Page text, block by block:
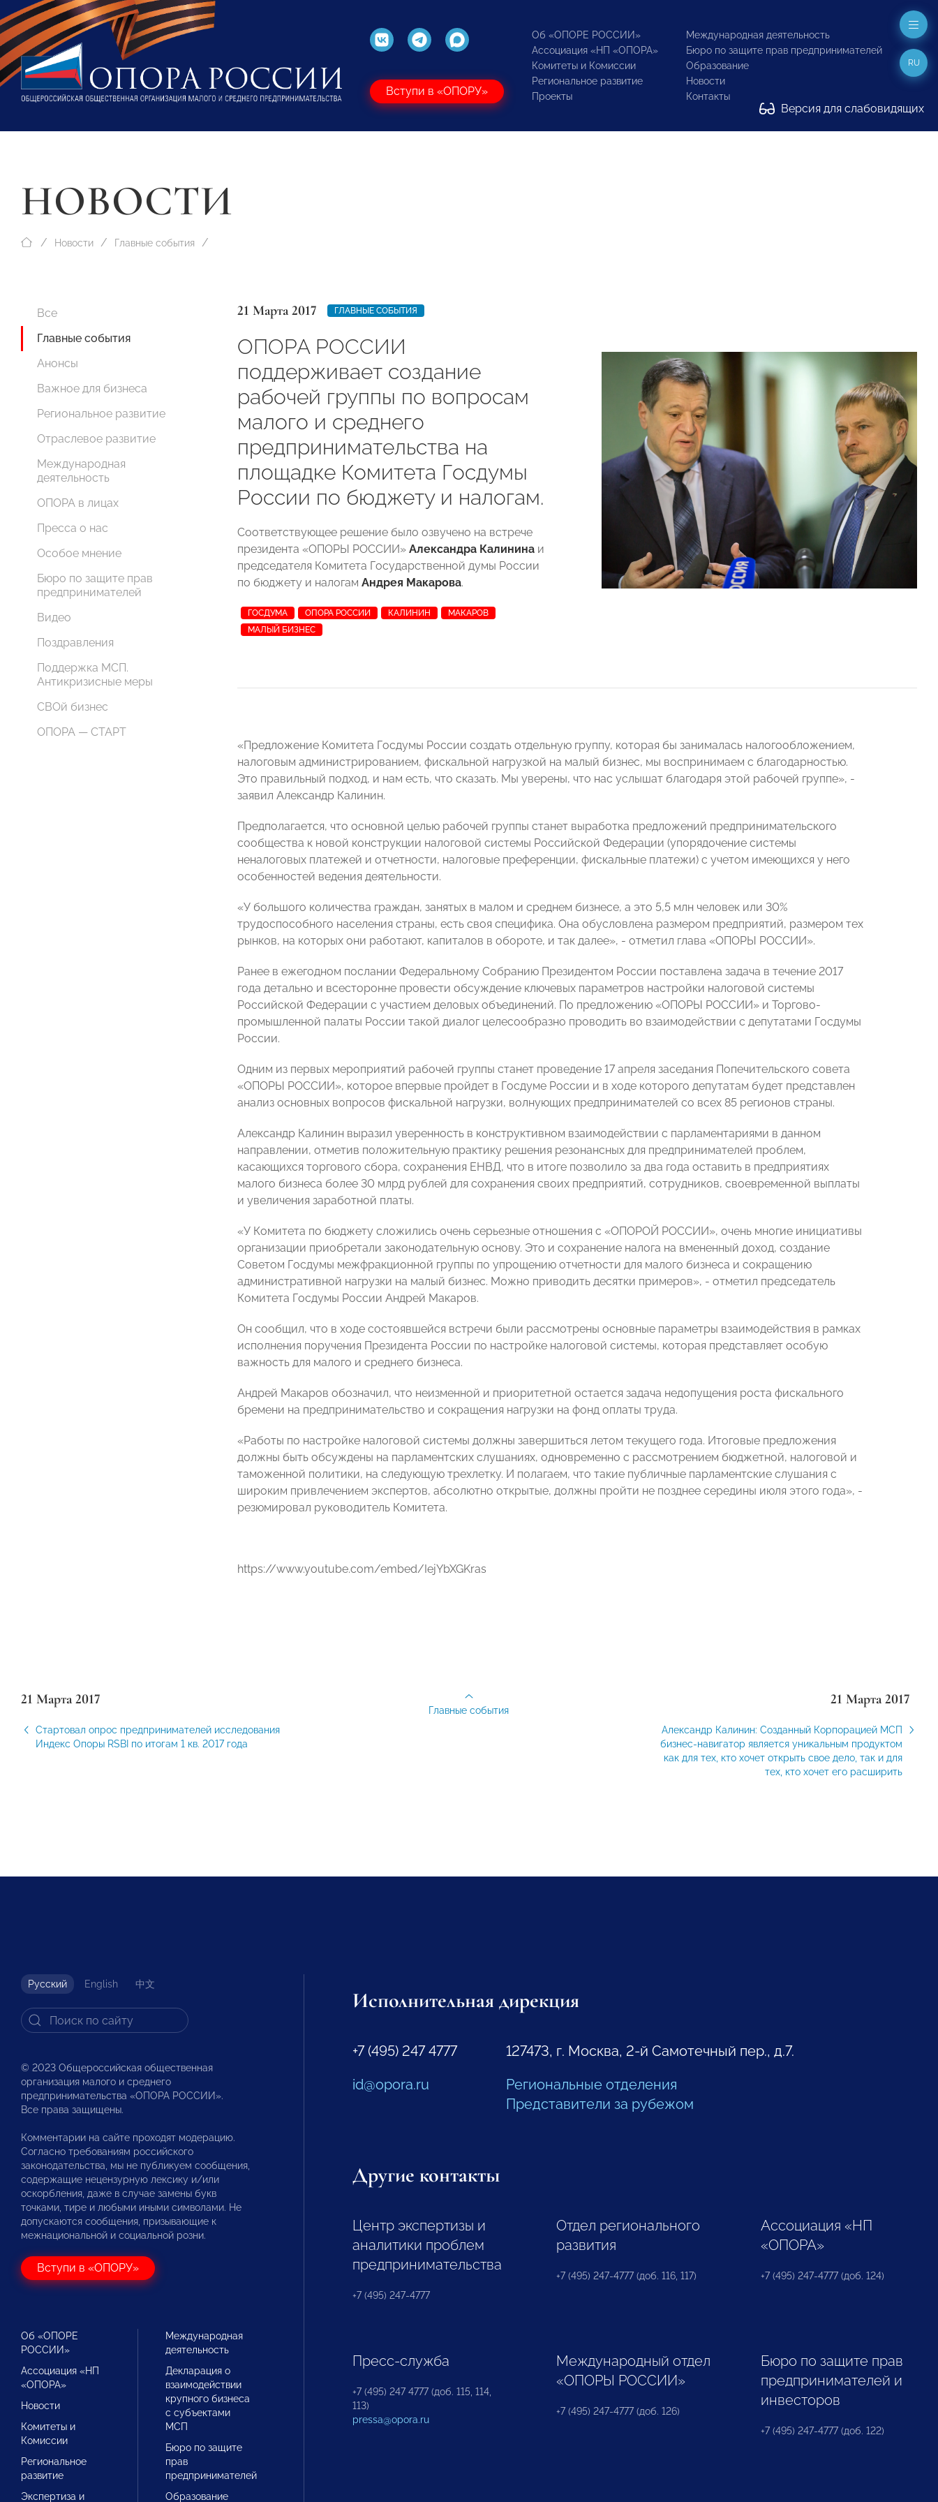
Вступи в «ОПОРУ»
Об «ОПОРЕ РОССИИ»
Ассоциация «НП «ОПОРА»
Комитеты и Комиссии
Региональное развитие
Проекты
Международная деятельность
Бюро по защите прав предпринимателей
Образование
Новости
Контакты
Версия для слабовидящих
RU
НОВОСТИ
Новости Главные события
Все
Главные события
Анонсы
Важное для бизнеса
Региональное развитие
Отраслевое развитие
Международная
деятельность
ОПОРА в лицах
Пресса о нас
Особое мнение
Бюро по защите прав
предпринимателей
Видео
Поздравления
Поддержка МСП.
Антикризисные меры
СВОй бизнес
ОПОРА — СТАРТ
21 Марта 2017 ГЛАВНЫЕ СОБЫТИЯ
ОПОРА РОССИИ
поддерживает создание
рабочей группы по вопросам
малого и среднего
предпринимательства на
площадке Комитета Госдумы
России по бюджету и налогам.
Соответствующее решение было озвучено на встрече
президента «ОПОРЫ РОССИИ» Александра Калинина и
председателя Комитета Государственной думы России
по бюджету и налогам Андрея Макарова.
ГОСДУМА ОПОРА РОССИИ КАЛИНИН
МАКАРОВ
МАЛЫЙ БИЗНЕС
«Предложение Комитета Госдумы России создать отдельную группу, которая бы занималась налогообложением,
налоговым администрированием, фискальной нагрузкой на малый бизнес, мы воспринимаем с благодарностью.
Это правильный подход, и нам есть, что сказать. Мы уверены, что нас услышат благодаря этой рабочей группе», -
заявил Александр Калинин.
Предполагается, что основной целью рабочей группы станет выработка предложений предпринимательского
сообщества к новой конструкции налоговой системы Российской Федерации (упорядочение системы
неналоговых платежей и отчетности, налоговые преференции, фискальные платежи) с учетом имеющихся у него
особенностей ведения деятельности.
«У большого количества граждан, занятых в малом и среднем бизнесе, а это 5,5 млн человек или 30%
трудоспособного населения страны, есть своя специфика. Она обусловлена размером предприятий, размером тех
рынков, на которых они работают, капиталов в обороте, и так далее», - отметил глава «ОПОРЫ РОССИИ».
Ранее в ежегодном послании Федеральному Собранию Президентом России поставлена задача в течение 2017
года детально и всесторонне провести обсуждение ключевых параметров настройки налоговой системы
Российской Федерации с участием деловых объединений. По предложению «ОПОРЫ РОССИИ» и Торгово-
промышленной палаты России такой диалог целесообразно проводить во взаимодействии с депутатами Госдумы
России.
Одним из первых мероприятий рабочей группы станет проведение 17 апреля заседания Попечительского совета
«ОПОРЫ РОССИИ», которое впервые пройдет в Госдуме России и в ходе которого депутатам будет представлен
анализ основных вопросов фискальной нагрузки, волнующих предпринимателей со всех 85 регионов страны.
Александр Калинин выразил уверенность в конструктивном взаимодействии с парламентариями в данном
направлении, отметив положительную практику решения резонансных для предпринимателей проблем,
касающихся торгового сбора, сохранения ЕНВД, что в итоге позволило за два года оставить в предприятиях
малого бизнеса более 30 млрд рублей для сохранения своих предприятий, сотрудников, своевременной выплаты
и увеличения заработной платы.
«У Комитета по бюджету сложились очень серьезные отношения с «ОПОРОЙ РОССИИ», очень многие инициативы
организации приобретали законодательную основу. Это и сохранение налога на вмененный доход, создание
Советом Госдумы межфракционной группы по упрощению отчетности для малого бизнеса и сокращению
административной нагрузки на малый бизнес. Можно приводить десятки примеров», - отметил председатель
Комитета Госдумы России Андрей Макаров.
Он сообщил, что в ходе состоявшейся встречи были рассмотрены основные параметры взаимодействия в рамках
исполнения поручения Президента России по настройке налоговой системы, которая представляет особую
важность для малого и среднего бизнеса.
Андрей Макаров обозначил, что неизменной и приоритетной остается задача недопущения роста фискального
бремени на предпринимательство и сокращения нагрузки на фонд оплаты труда.
«Работы по настройке налоговой системы должны завершиться летом текущего года. Итоговые предложения
должны быть обсуждены на парламентских слушаниях, одновременно с рассмотрением бюджетной, налоговой и
таможенной политики, на следующую трехлетку. И полагаем, что такие публичные парламентские слушания с
широким привлечением экспертов, абсолютно открытые, должны пройти не позднее середины июля этого года», -
резюмировал руководитель Комитета.
https://www.youtube.com/embed/IejYbXGKras
21 Марта 2017
Стартовал опрос предпринимателей исследования
Индекс Опоры RSBI по итогам 1 кв. 2017 года
21 Марта 2017
Александр Калинин: Созданный Корпорацией МСП
бизнес-навигатор является уникальным продуктом
как для тех, кто хочет открыть свое дело, так и для
тех, кто хочет его расширить
Главные события
Русский English 中文
© 2023 Общероссийская общественная
организация малого и среднего
предпринимательства «ОПОРА РОССИИ».
Все права защищены.
Комментарии на сайте проходят модерацию.
Согласно требованиям российского
законодательства, мы не публикуем сообщения,
содержащие нецензурную лексику и/или
оскорбления, даже в случае замены букв
точками, тире и любыми иными символами. Не
допускаются сообщения, призывающие к
межнациональной и социальной розни.
Вступи в «ОПОРУ»
Об «ОПОРЕ
РОССИИ»
Ассоциация «НП
«ОПОРА»
Новости
Комитеты и
Комиссии
Региональное
развитие
Экспертиза и
Международная
деятельность
Декларация о
взаимодействии
крупного бизнеса
с субъектами
МСП
Бюро по защите
прав
предпринимателей
Образование
Исполнительная дирекция
+7 (495) 247 4777
id@opora.ru
127473, г. Москва, 2-й Самотечный пер., д.7.
Региональные отделения
Представители за рубежом
Другие контакты
Центр экспертизы и
аналитики проблем
предпринимательства
+7 (495) 247-4777
Отдел регионального
развития
+7 (495) 247-4777 (доб. 116, 117)
Ассоциация «НП
«ОПОРА»
+7 (495) 247-4777 (доб. 124)
Пресс-служба
+7 (495) 247 4777 (доб. 115, 114,
113)
pressa@opora.ru
Международный отдел
«ОПОРЫ РОССИИ»
+7 (495) 247-4777 (доб. 126)
Бюро по защите прав
предпринимателей и
инвесторов
+7 (495) 247-4777 (доб. 122)